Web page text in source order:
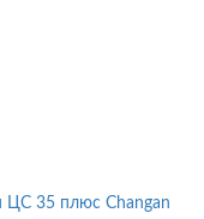
Changan